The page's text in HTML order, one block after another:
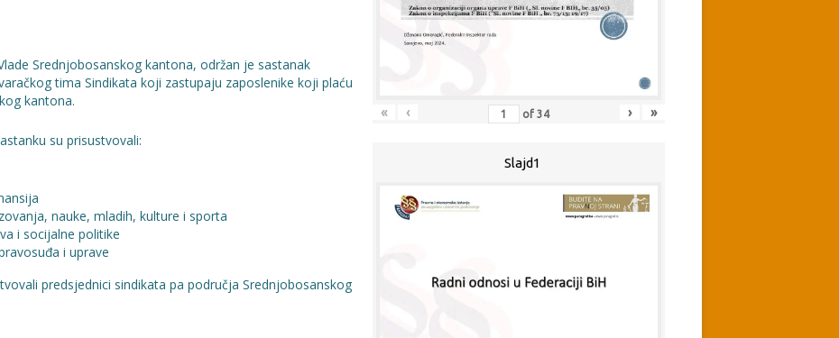
Srednjobosanskog kantona, održan je sastanak
tima Sindikata koji zastupaju zaposlenike koji plaću
kantona.
su prisustvovali:
nauke, mladih, kulture i sporta
i socijalne politike
i uprave
predsjednici sindikata pa područja Srednjobosanskog
« ‹ of 34 › »
Slajd1